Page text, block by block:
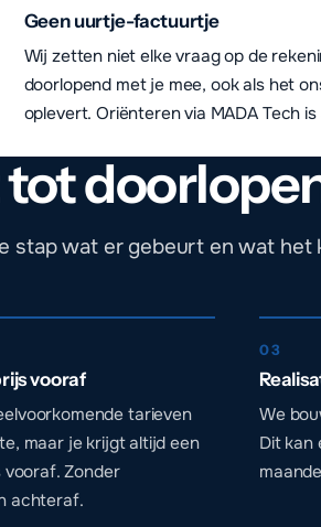
Geen uurtje-factuurtje
Wij zetten niet elke vraag op de
doorlopend met je mee, ook als het
oplevert. Oriënteren via MADA Tech
stap wat er gebeurt en wat het
vooraf
tarieven
maar je krijgt altijd een
vooraf. Zonder
achteraf.
03
We
Dit kan